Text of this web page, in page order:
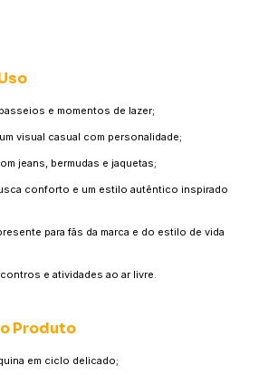
e momentos de lazer;
visual casual com personalidade;
jeans, bermudas e jaquetas;
conforto e um estilo autêntico inspirado
para fãs da marca e do estilo de vida
e atividades ao ar livre.
Produto
em ciclo delicado;